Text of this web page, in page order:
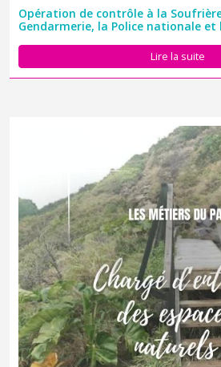
Opération de contrôle à la Soufrière
Gendarmerie, la Police nationale et
Lire la suite
Dans cette nouvelle série vidéo, nous
découvrir les différents métiers du Parc